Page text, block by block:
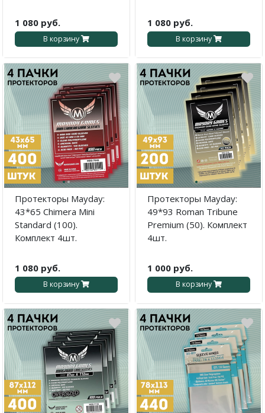
1 080 руб.
В корзину
1 080 руб.
В корзину
··
Протекторы Mayday:
43*65 Chimera Mini
Standard (100).
Комплект 4шт.
1 080 руб.
В корзину
··
Протекторы Mayday:
49*93 Roman Tribune
Premium (50). Комплект
4шт.
1 000 руб.
В корзину